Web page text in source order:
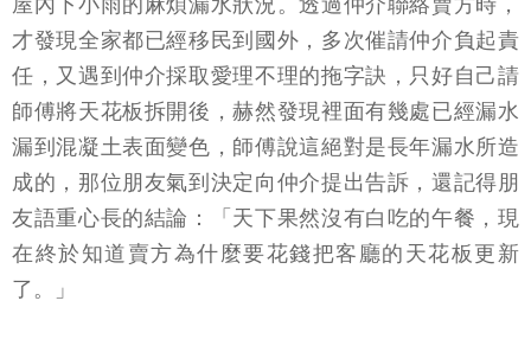
屋內下小雨的麻煩漏水狀況。透過仲介聯絡賣方時，
才發現全家都已經移民到國外，多次催請仲介負起責
任，又遇到仲介採取愛理不理的拖字訣，只好自己請
師傅將天花板拆開後，赫然發現裡面有幾處已經漏水
漏到混凝土表面變色，師傅說這絕對是長年漏水所造
成的，那位朋友氣到決定向仲介提出告訴，還記得朋
友語重心長的結論：「天下果然沒有白吃的午餐，現
在終於知道賣方為什麼要花錢把客廳的天花板更新
了。」